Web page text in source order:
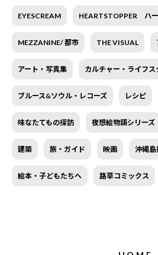
EYESCREAM HEARTSTOPPER ハ
MEZZANINE/ 都市 THE VISUAL
アート・写真集 カルチャー・ライフス
ブルース&ソウル・レコーズ レシピ
味なたてもの探訪 夜想絵物語シリーズ
建築 旅・ガイド 映画 沖縄島
絵本・子どもたちへ 路草コミックス